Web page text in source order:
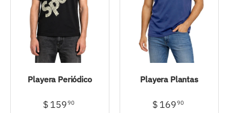
Playera Periódico
$ 15990
Playera Plantas
$ 16990